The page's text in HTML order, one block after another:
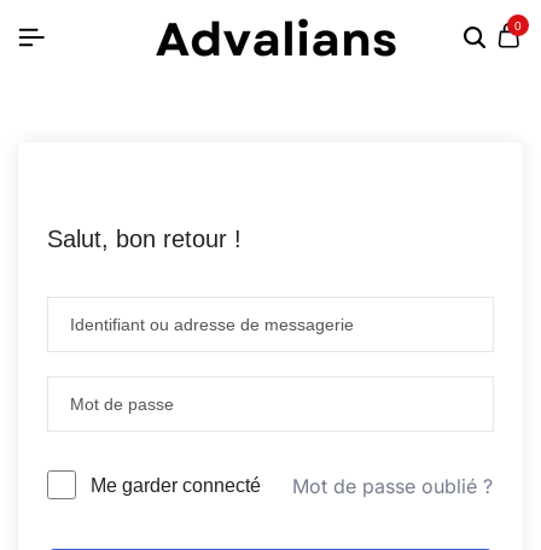
0
Salut, bon retour !
Me garder connecté Mot de passe oublié ?